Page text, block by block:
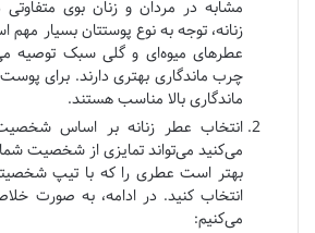
مشابه در مردان و زنان بوی متفاوتی
زنانه، توجه به نوع پوستتان بسیار
عطرهای میوه‌ای و گلی سبک توصیه
چرب ماندگاری بهتری دارند. برای
ماندگاری بالا مناسب هستند.
انتخاب عطر زنانه بر اساس
می‌کنید می‌تواند تمایزی از شخصیت شما
بهتر است عطری را که با تیپ
انتخاب کنید. در ادامه، به صورت
می‌کنیم: